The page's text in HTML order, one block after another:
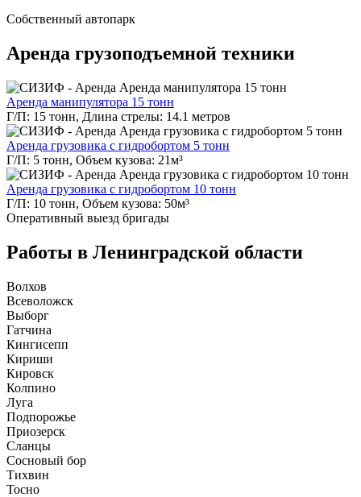
Собственный автопарк
Аренда грузоподъемной техники
Аренда манипулятора 15 тонн
Г/П: 15 тонн, Длина стрелы: 14.1 метров
Аренда грузовика с гидробортом 5 тонн
Г/П: 5 тонн, Объем кузова: 21м³
Аренда грузовика с гидробортом 10 тонн
Г/П: 10 тонн, Объем кузова: 50м³
Оперативный выезд бригады
Работы в Ленинградской области
Волхов
Всеволожск
Выборг
Гатчина
Кингисепп
Кириши
Кировск
Колпино
Луга
Подпорожье
Приозерск
Сланцы
Сосновый бор
Тихвин
Тосно